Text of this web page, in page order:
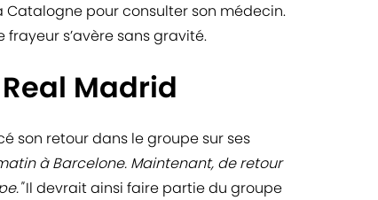
Catalogne pour consulter son médecin.
s’avère sans gravité.
Madrid
son retour dans le groupe sur ses
à Barcelone. Maintenant, de retour
Il devrait ainsi faire partie du groupe